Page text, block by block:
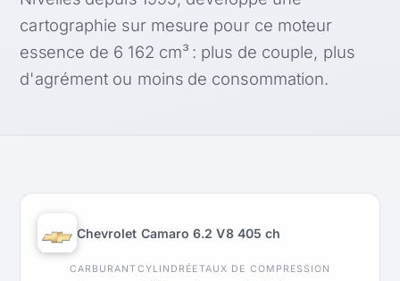
cartographie sur mesure pour ce moteur
essence de 6 162 cm³ : plus de couple, plus
d'agrément ou moins de consommation.
Chevrolet Camaro 6.2 V8 405 ch
CARBURANT CYLINDRÉETAUX DE COMPRESSION